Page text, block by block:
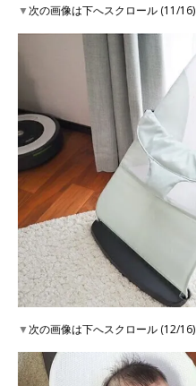
▼次の画像は下へスクロール (11/16)
▼次の画像は下へスクロール (12/16)